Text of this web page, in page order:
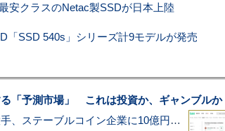
安クラスのNetac製SSDが日本上陸
「SSD 540s」シリーズ計9モデルが発売
「予測市場」 これは投資か、ギャンブルか
アマゾン配送を支える物流大手、ステーブルコイン企業に10億円投資のワケ